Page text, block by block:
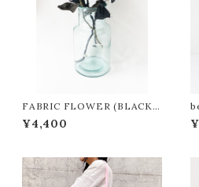
FABRIC FLOWER (BLACK
WHITE)
¥4,400